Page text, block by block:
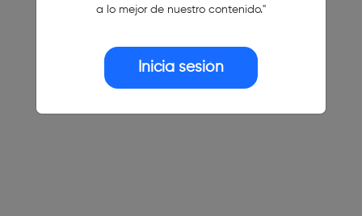
a lo mejor de nuestro contenido."
Inicia sesión